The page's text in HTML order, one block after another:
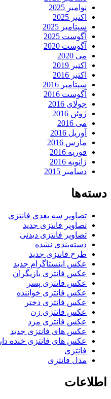
نوامبر 2025
اکتبر 2025
سپتامبر 2025
آگوست 2025
آگوست 2020
می 2020
اکتبر 2019
اکتبر 2016
سپتامبر 2016
آگوست 2016
جولای 2016
ژوئن 2016
می 2016
آوریل 2016
مارس 2016
فوریه 2016
ژانویه 2016
دسامبر 2015
دسته‌ها
تصاویر سه بعدی فانتزی
تصاویر فانتزی جدید
تصاویر فانتزی دیدنی
دسته‌بندی نشده
طرح فانتزی جدید
عکس اینستاگرام جدید
عکس فانتزی بازیگران
عکس فانتزی پسر
عکس فانتزی خواننده
عکس فانتزی دختر
عکس فانتزی زن
عکس فانتزی مرد
عکس های فانتزی جدید
عکس های فانتزی خنده دار
فانتزی
مدل فانتزی
اطلاعات